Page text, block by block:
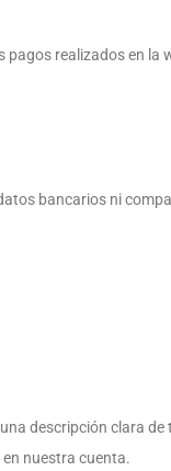
realizados en la
bancarios ni
descripción clara
nuestra cuenta.